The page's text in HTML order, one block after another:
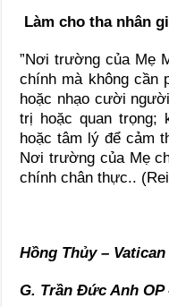
Làm cho tha nhân
”Nơi trường của Mẹ
chính mà không cần
hoặc nhạo cười
trị hoặc quan trọng;
hoặc tâm lý để cảm
Nơi trường của Mẹ
chính chân thực..
Hồng Thủy – Vatican
G. Trần Đức Anh OP